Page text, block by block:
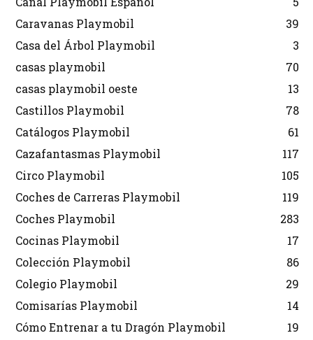
Caravanas Playmobil
39
Casa del Árbol Playmobil
3
casas playmobil
70
casas playmobil oeste
13
Castillos Playmobil
78
Catálogos Playmobil
61
Cazafantasmas Playmobil
117
Circo Playmobil
105
Coches de Carreras Playmobil
119
Coches Playmobil
283
Cocinas Playmobil
17
Colección Playmobil
86
Colegio Playmobil
29
Comisarías Playmobil
14
Cómo Entrenar a tu Dragón Playmobil
19